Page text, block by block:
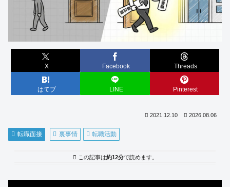
X Facebook Threads
はてブ LINE Pinterest
2021.12.10 2026.08.06
転職面接 裏事情 転職活動
この記事は約12分で読めます。